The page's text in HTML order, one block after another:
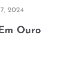
2024
Ouro